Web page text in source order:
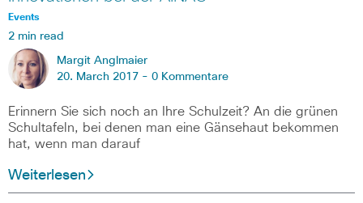
Events
2 min read
Margit Anglmaier
20. March 2017 - 0 Kommentare
Erinnern Sie sich noch an Ihre Schulzeit? An die grünen
Schultafeln, bei denen man eine Gänsehaut bekommen
hat, wenn man darauf
Weiterlesen